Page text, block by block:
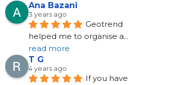
Ana Bazani
3 years ago
Geotrend
helped me to organise a
read more
T G
4 years ago
If you have